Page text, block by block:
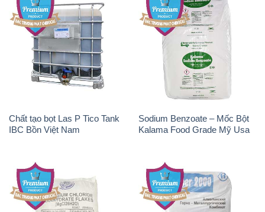
Chất tạo bọt Las P Tico Tank
IBC Bồn Việt Nam
Sodium Benzoate – Mốc Bột
Kalama Food Grade Mỹ Usa